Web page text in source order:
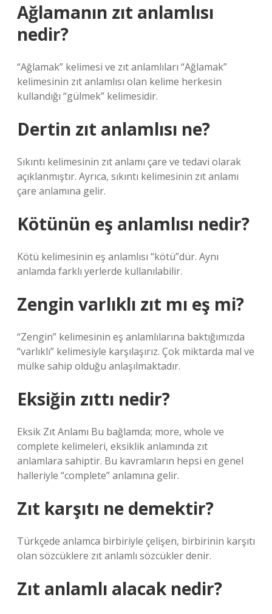
Ağlamanın zıt anlamlısı
nedir?
“Ağlamak” kelimesi ve zıt anlamlıları “Ağlamak”
kelimesinin zıt anlamlısı olan kelime herkesin
kullandığı “gülmek” kelimesidir.
Dertin zıt anlamlısı ne?
Sıkıntı kelimesinin zıt anlamı çare ve tedavi olarak
açıklanmıştır. Ayrıca, sıkıntı kelimesinin zıt anlamı
çare anlamına gelir.
Kötünün eş anlamlısı nedir?
Kötü kelimesinin eş anlamlısı “kötü”dür. Aynı
anlamda farklı yerlerde kullanılabilir.
Zengin varlıklı zıt mı eş mi?
“Zengin” kelimesinin eş anlamlılarına baktığımızda
“varlıklı” kelimesiyle karşılaşırız. Çok miktarda mal ve
mülke sahip olduğu anlaşılmaktadır.
Eksiğin zıttı nedir?
Eksik Zıt Anlamı Bu bağlamda; more, whole ve
complete kelimeleri, eksiklik anlamında zıt
anlamlara sahiptir. Bu kavramların hepsi en genel
halleriyle “complete” anlamına gelir.
Zıt karşıtı ne demektir?
Türkçede anlamca birbiriyle çelişen, birbirinin karşıtı
olan sözcüklere zıt anlamlı sözcükler denir.
Zıt anlamlı alacak nedir?